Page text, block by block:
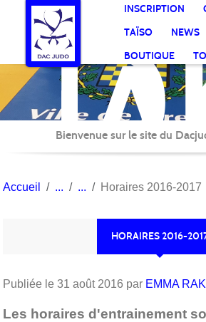
INSCRIPTION
TAÏSO
NEWS
BOUTIQUE
Bienvenue sur le site du
Accueil Horaires 2016-2017
HORAIRES 2016-
Publiée le 31 août 2016 par EMMA
Les horaires d'entrainement
Panneau de gestion des cookies